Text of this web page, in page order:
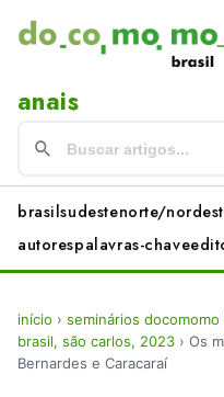
anais
brasilsudestenorte/
autorespalavras-chave
início › seminários docomomo
brasil, são carlos, 2023 › Os
Bernardes e Caracaraí